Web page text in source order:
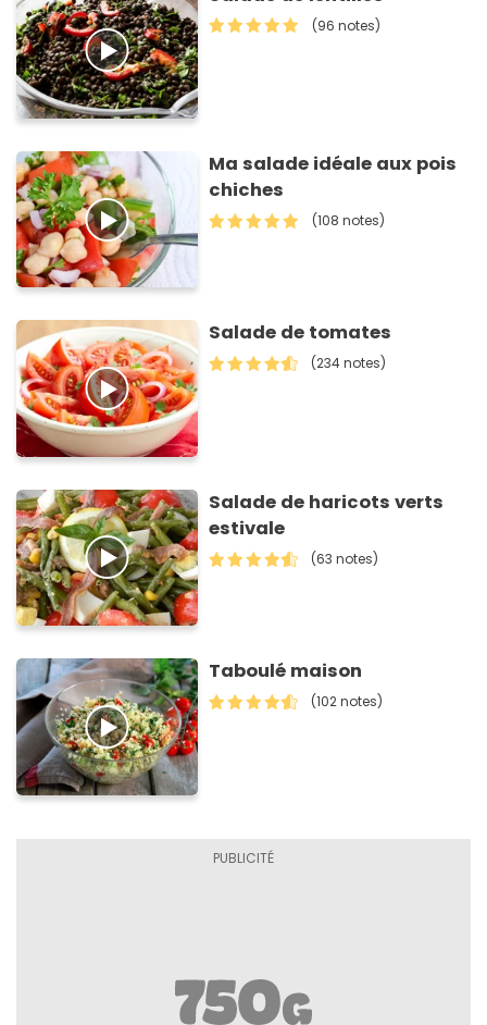
(96 notes)
Ma salade idéale aux pois
chiches
(108 notes)
Salade de tomates
(234 notes)
Salade de haricots verts
estivale
(63 notes)
Taboulé maison
(102 notes)